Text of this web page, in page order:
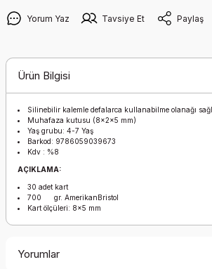
Yorum Yaz Tavsiye Et Paylaş
Ürün Bilgisi
Silinebilir kalemle defalarca kullanabilme olanağı
Muhafaza kutusu (8x2x5 mm)
Yaş grubu: 4-7 Yaş
Barkod: 9786059039673
Kdv : %8
AÇIKLAMA:
30 adet kart
700 gr. AmerikanBristol
Kart ölçüleri: 8x5 mm
Yorumlar